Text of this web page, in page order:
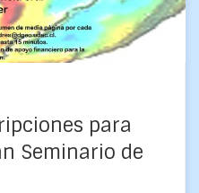
para
Seminario de